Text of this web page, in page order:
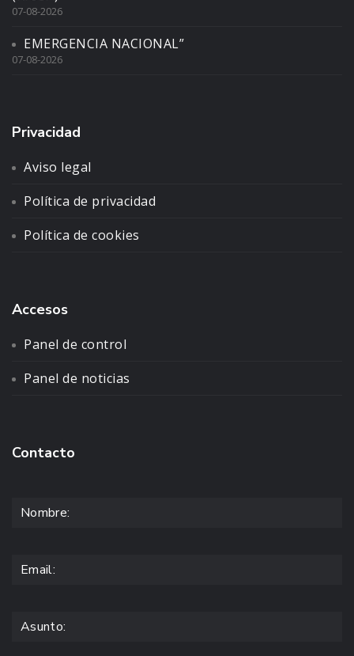
07-08-2026
EMERGENCIA NACIONAL”
07-08-2026
Privacidad
Aviso legal
Política de privacidad
Política de cookies
Accesos
Panel de control
Panel de noticias
Contacto